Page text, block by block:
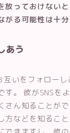
放っておけないと
がる可能性は十
あう
互いをフォロー
す。 彼がSNSを
さん知ることが
方などを知るこ